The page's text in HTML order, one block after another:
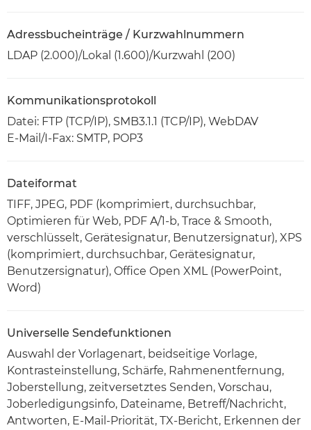
Adressbucheinträge / Kurzwahlnummern
LDAP (2.000)/Lokal (1.600)/Kurzwahl (200)
Kommunikationsprotokoll
Datei: FTP (TCP/IP), SMB3.1.1 (TCP/IP), WebDAV
E-Mail/I-Fax: SMTP, POP3
Dateiformat
TIFF, JPEG, PDF (komprimiert, durchsuchbar,
Optimieren für Web, PDF A/1-b, Trace & Smooth,
verschlüsselt, Gerätesignatur, Benutzersignatur), XPS
(komprimiert, durchsuchbar, Gerätesignatur,
Benutzersignatur), Office Open XML (PowerPoint,
Word)
Universelle Sendefunktionen
Auswahl der Vorlagenart, beidseitige Vorlage,
Kontrasteinstellung, Schärfe, Rahmenentfernung,
Joberstellung, zeitversetztes Senden, Vorschau,
Joberledigungsinfo, Dateiname, Betreff/Nachricht,
Antworten, E-Mail-Priorität, TX-Bericht, Erkennen der